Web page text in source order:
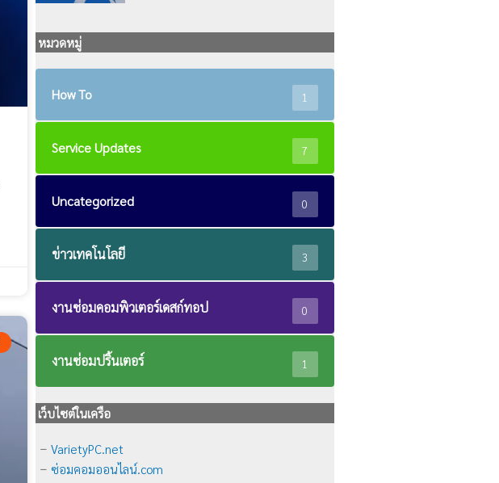
หมวดหมู่
How To 1
Service Updates 7
Uncategorized 0
ข่าวเทคโนโลยี 3
งานซ่อมคอมพิวเตอร์เดสก์ทอป 0
งานซ่อมปริ้นเตอร์ 1
เว็บไซต์ในเครือ
– VarietyPC.net
– ซ่อมคอมออนไลน์.com